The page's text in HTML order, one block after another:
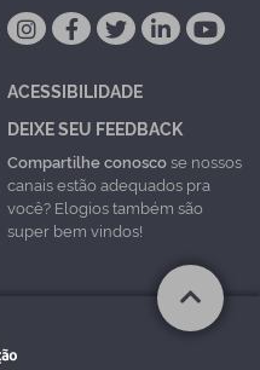
ACESSIBILIDADE
DEIXE SEU FEEDBACK
Compartilhe conoscose nossos
canais estão adequados pra
você? Elogios também são
super bem vindos!